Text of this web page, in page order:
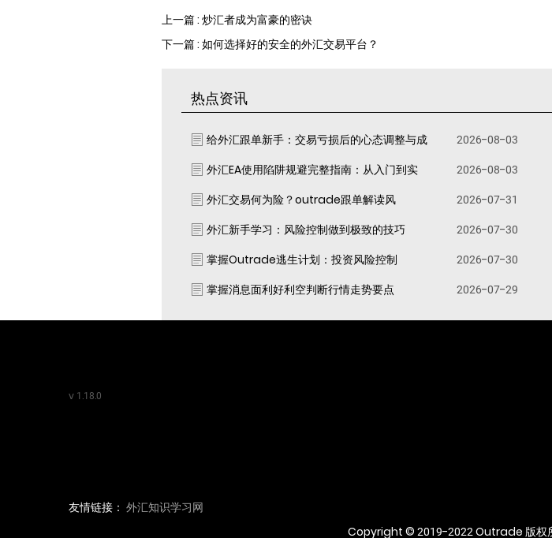
上一篇 : 炒汇者成为富豪的密诀
下一篇 : 如何选择好的安全的外汇交易平台？
热点资讯
给外汇跟单新手：交易亏损后的心态调整与成 2026-08-03
外汇EA使用陷阱规避完整指南：从入门到实
2026-08-03
外汇交易何为险？outrade跟单解读风
2026-07-31
外汇新手学习：风险控制做到极致的技巧
2026-07-30
掌握Outrade逃生计划：投资风险控制
2026-07-30
掌握消息面利好利空判断行情走势要点
2026-07-29
v 1.18.0
友情链接： 外汇知识学习网
Copyright © 2019-2022 Outrade 版权